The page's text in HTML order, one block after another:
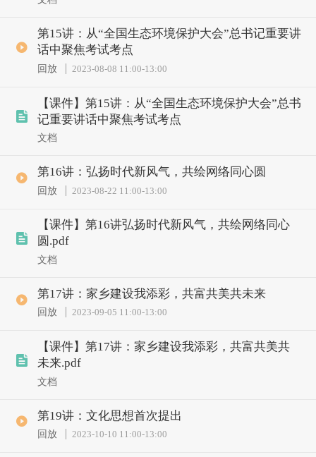
第15讲：从“全国生态环境保护大会”总书记重要讲
话中聚焦考试考点
回放 2023-08-08 11:00-13:00
【课件】第15讲：从“全国生态环境保护大会”总书
记重要讲话中聚焦考试考点
文档
第16讲：弘扬时代新风气，共绘网络同心圆
回放 2023-08-22 11:00-13:00
【课件】第16讲弘扬时代新风气，共绘网络同心
圆.pdf
文档
第17讲：家乡建设我添彩，共富共美共未来
回放 2023-09-05 11:00-13:00
【课件】第17讲：家乡建设我添彩，共富共美共
未来.pdf
文档
第19讲：文化思想首次提出
回放 2023-10-10 11:00-13:00